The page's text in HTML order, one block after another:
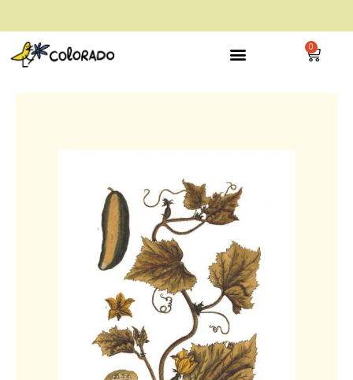
envío gratis a partir de 28€ 0